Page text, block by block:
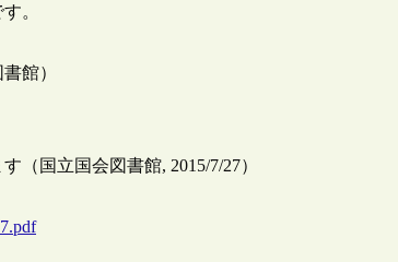
。
館）
国立国会図書館, 2015/7/27）